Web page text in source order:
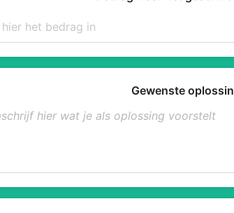
Gewenste